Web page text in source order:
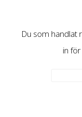
Du som handlat
in